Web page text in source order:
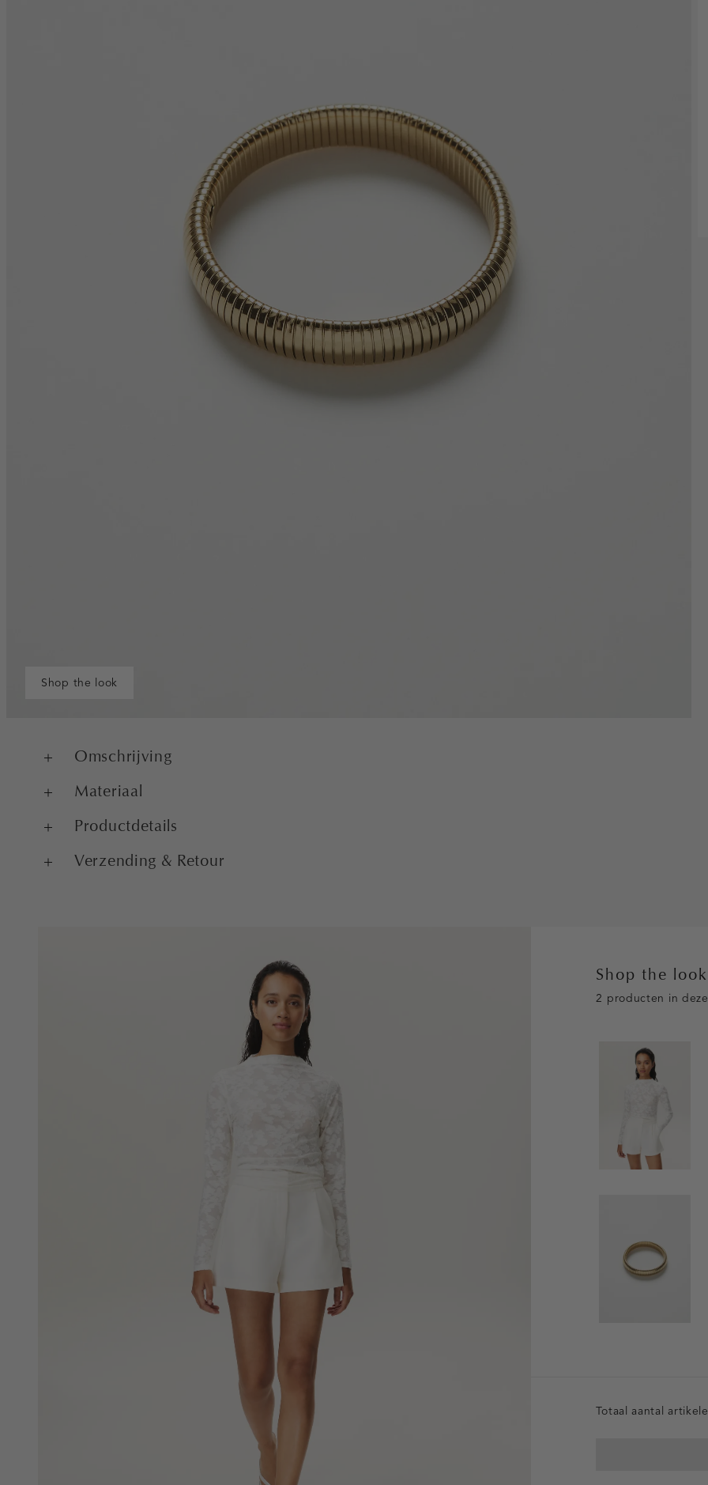
Shop the look
Omschrijving
Materiaal
Productdetails
Verzending & Retour
Shop the look
2 producten in
Totaal aantal